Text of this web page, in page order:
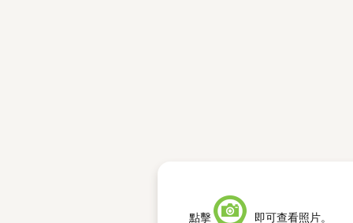
點擊 即可查看照片。